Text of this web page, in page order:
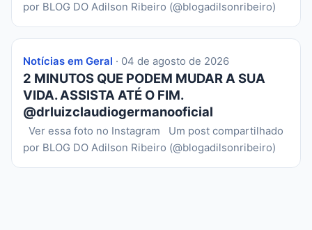
por BLOG DO Adilson Ribeiro (@blogadilsonribeiro)
Notícias em Geral · 04 de agosto de 2026
2 MINUTOS QUE PODEM MUDAR A SUA
VIDA. ASSISTA ATÉ O FIM.
@drluizclaudiogermanooficial
Ver essa foto no Instagram Um post compartilhado
por BLOG DO Adilson Ribeiro (@blogadilsonribeiro)